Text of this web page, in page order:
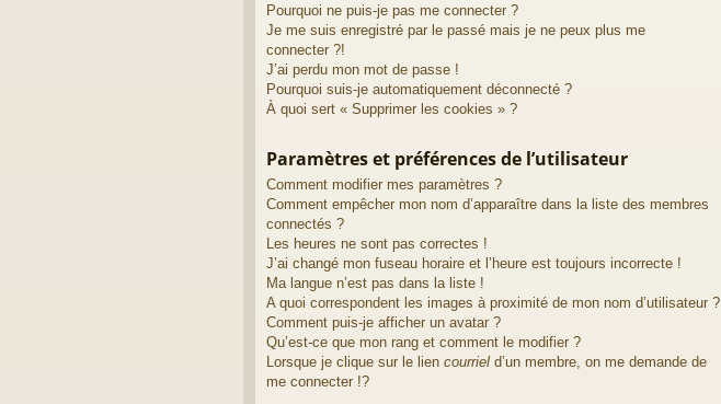
Pourquoi ne puis-je pas me connecter ?
Je me suis enregistré par le passé mais je ne peux plus me
connecter ?!
J’ai perdu mon mot de passe !
Pourquoi suis-je automatiquement déconnecté ?
À quoi sert « Supprimer les cookies » ?
Paramètres et préférences de l’utilisateur
Comment modifier mes paramètres ?
Comment empêcher mon nom d’apparaître dans la liste des membres
connectés ?
Les heures ne sont pas correctes !
J’ai changé mon fuseau horaire et l’heure est toujours incorrecte !
Ma langue n’est pas dans la liste !
A quoi correspondent les images à proximité de mon nom d’utilisateur ?
Comment puis-je afficher un avatar ?
Qu’est-ce que mon rang et comment le modifier ?
Lorsque je clique sur le lien courriel d’un membre, on me demande de
me connecter !?